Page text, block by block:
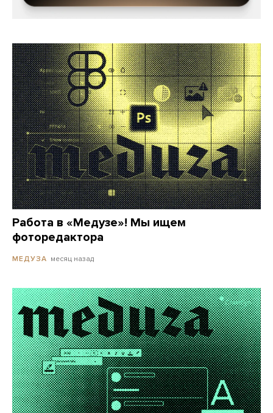
Работа в «Медузе»! Мы ищем
фоторедактора
МЕДУЗА месяц назад